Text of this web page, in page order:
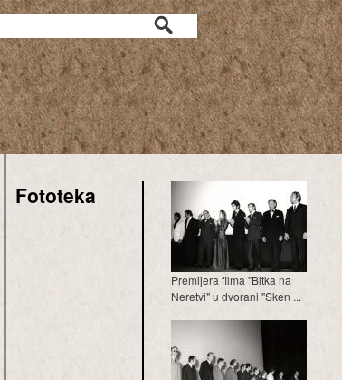
Fototeka
Premijera filma "Bitka na
Neretvi" u dvorani "Sken ...